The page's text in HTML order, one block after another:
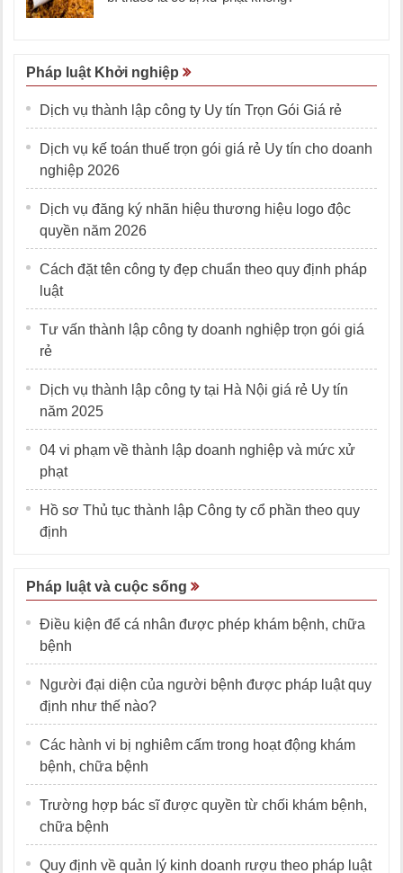
Pháp luật Khởi nghiệp
Dịch vụ thành lập công ty Uy tín Trọn Gói Giá rẻ
Dịch vụ kế toán thuế trọn gói giá rẻ Uy tín cho doanh
nghiệp 2026
Dịch vụ đăng ký nhãn hiệu thương hiệu logo độc
quyền năm 2026
Cách đặt tên công ty đẹp chuẩn theo quy định pháp
luật
Tư vấn thành lập công ty doanh nghiệp trọn gói giá
rẻ
Dịch vụ thành lập công ty tại Hà Nội giá rẻ Uy tín
năm 2025
04 vi phạm về thành lập doanh nghiệp và mức xử
phạt
Hồ sơ Thủ tục thành lập Công ty cổ phần theo quy
định
Pháp luật và cuộc sống
Điều kiện để cá nhân được phép khám bệnh, chữa
bệnh
Người đại diện của người bệnh được pháp luật quy
định như thế nào?
Các hành vi bị nghiêm cấm trong hoạt động khám
bệnh, chữa bệnh
Trường hợp bác sĩ được quyền từ chối khám bệnh,
chữa bệnh
Quy định về quản lý kinh doanh rượu theo pháp luật